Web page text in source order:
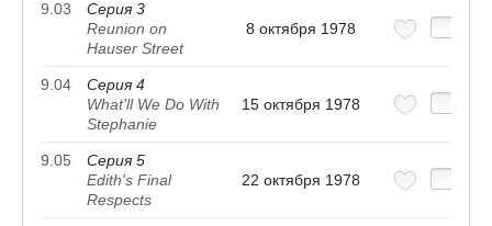
9.03
Серия 3
Reunion on
Hauser Street
8 октября 1978
9.04
Серия 4
What'll We Do With
Stephanie
15 октября 1978
9.05
Серия 5
Edith's Final
Respects
22 октября 1978